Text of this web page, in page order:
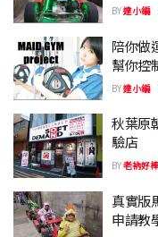
BY達小編
陪你做
幫你控
BY達小編
秋葉原
驗店
BY老衲好
真實版
申請教